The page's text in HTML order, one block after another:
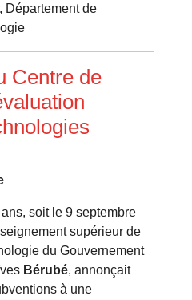
Département de
Centre de
soit le 9 septembre
supérieur de
du Gouvernement
Bérubé, annonçait
à une